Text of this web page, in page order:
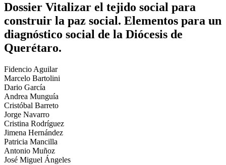
Dossier Vitalizar el tejido social para
construir la paz social. Elementos para un
diagnóstico social de la Diócesis de
Querétaro.
Fidencio Aguilar
Marcelo Bartolini
Dario García
Andrea Munguía
Cristóbal Barreto
Jorge Navarro
Cristina Rodríguez
Jimena Hernández
Patricia Mancilla
Antonio Muñoz
José Miguel Ángeles